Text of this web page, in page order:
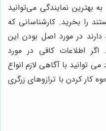
بهترین نمایندگی می‌توانید
را بخرید. کارشناسانی که
دارند در مورد اصل بودن این
اگر اطلاعات کافی در مورد
توانید با آگاهی لازم انواع
کار کردن با ترازوهای زرگری